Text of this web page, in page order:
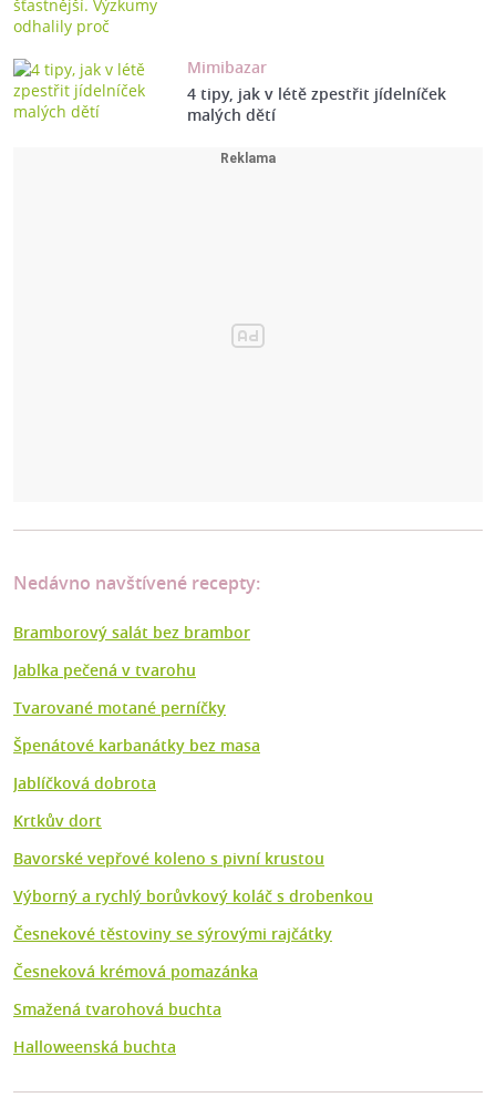
Mimibazar
4 tipy, jak v létě zpestřit jídelníček
malých dětí
Nedávno navštívené recepty:
Bramborový salát bez brambor
Jablka pečená v tvarohu
Tvarované motané perníčky
Špenátové karbanátky bez masa
Jablíčková dobrota
Krtkův dort
Bavorské vepřové koleno s pivní krustou
Výborný a rychlý borůvkový koláč s drobenkou
Česnekové těstoviny se sýrovými rajčátky
Česneková krémová pomazánka
Smažená tvarohová buchta
Halloweenská buchta